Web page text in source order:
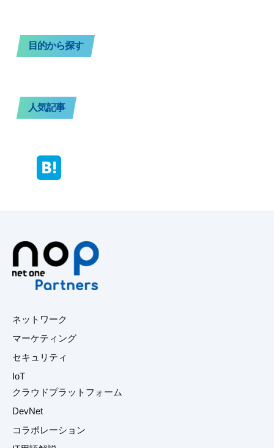
目的から探す
人気記事
ネットワーク
マーケティング
セキュリティ
IoT
クラウドプラットフォーム
DevNet
コラボレーション